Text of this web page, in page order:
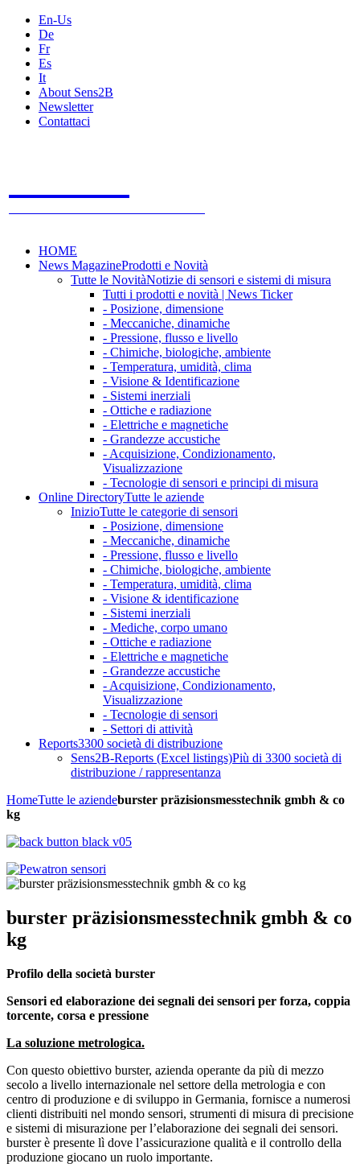
En-Us
De
Fr
Es
It
About Sens2B
Newsletter
Contattaci
HOME
News MagazineProdotti e Novità
Tutte le NovitàNotizie di sensori e sistemi di misura
Tutti i prodotti e novità | News Ticker
- Posizione, dimensione
- Meccaniche, dinamiche
- Pressione, flusso e livello
- Chimiche, biologiche, ambiente
- Temperatura, umidità, clima
- Visione & Identificazione
- Sistemi inerziali
- Ottiche e radiazione
- Elettriche e magnetiche
- Grandezze accustiche
- Acquisizione, Condizionamento,
Visualizzazione
- Tecnologie di sensori e principi di misura
Online DirectoryTutte le aziende
InizioTutte le categorie di sensori
- Posizione, dimensione
- Meccaniche, dinamiche
- Pressione, flusso e livello
- Chimiche, biologiche, ambiente
- Temperatura, umidità, clima
- Visione & identificazione
- Sistemi inerziali
- Mediche, corpo umano
- Ottiche e radiazione
- Elettriche e magnetiche
- Grandezze accustiche
- Acquisizione, Condizionamento,
Visualizzazione
- Tecnologie di sensori
- Settori di attività
Reports3300 società di distribuzione
Sens2B-Reports (Excel listings)Più di 3300 società di
distribuzione / rappresentanza
HomeTutte le aziendeburster präzisionsmesstechnik gmbh & co
kg
burster präzisionsmesstechnik gmbh & co
kg
Profilo della società burster
Sensori ed elaborazione dei segnali dei sensori per forza, coppia
torcente, corsa e pressione
La soluzione metrologica.
Con questo obiettivo burster, azienda operante da più di mezzo
secolo a livello internazionale nel settore della metrologia e con
centro di produzione e di sviluppo in Germania, fornisce a numerosi
clienti distribuiti nel mondo sensori, strumenti di misura di precisione
e sistemi di misurazione per l’elaborazione dei segnali dei sensori.
burster è presente lì dove l’assicurazione qualità e il controllo della
produzione giocano un ruolo importante.